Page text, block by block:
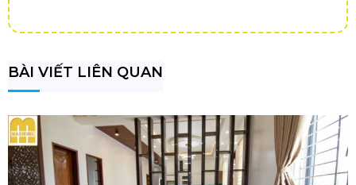
BÀI VIẾT LIÊN QUAN